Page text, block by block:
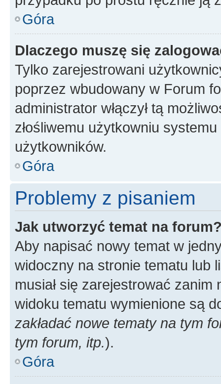
Góra
Dlaczego muszę się
Tylko zarejestrowani
poprzez wbudowany w Forum
administrator włączył tą
złośliwemu użytkowniu
użytkowników.
Góra
Problemy z pisaniem
Jak utworzyć temat na
Aby napisać nowy temat w
widoczny na stronie tematu lub
musiał się zarejestrować
widoku tematu wymienione są
zakładać nowe tematy na tym
tym forum, itp.).
Góra